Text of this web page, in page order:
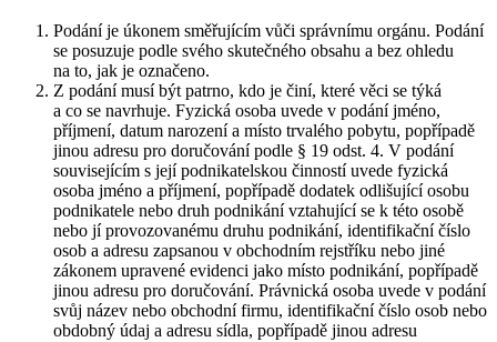
Podání je úkonem směřujícím vůči správnímu orgánu. Podání
se posuzuje podle svého skutečného obsahu a bez ohledu
na to, jak je označeno.
Z podání musí být patrno, kdo je činí, které věci se týká
a co se navrhuje. Fyzická osoba uvede v podání jméno,
příjmení, datum narození a místo trvalého pobytu, popřípadě
jinou adresu pro doručování podle § 19 odst. 4. V podání
souvisejícím s její podnikatelskou činností uvede fyzická
osoba jméno a příjmení, popřípadě dodatek odlišující osobu
podnikatele nebo druh podnikání vztahující se k této osobě
nebo jí provozovanému druhu podnikání, identifikační číslo
osob a adresu zapsanou v obchodním rejstříku nebo jiné
zákonem upravené evidenci jako místo podnikání, popřípadě
jinou adresu pro doručování. Právnická osoba uvede v podání
svůj název nebo obchodní firmu, identifikační číslo osob nebo
obdobný údaj a adresu sídla, popřípadě jinou adresu